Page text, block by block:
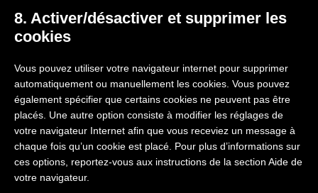
8. Activer/désactiver et supprimer les
cookies
Vous pouvez utiliser votre navigateur internet pour supprimer
automatiquement ou manuellement les cookies. Vous pouvez
également spécifier que certains cookies ne peuvent pas être
placés. Une autre option consiste à modifier les réglages de
votre navigateur Internet afin que vous receviez un message à
chaque fois qu’un cookie est placé. Pour plus d’informations sur
ces options, reportez-vous aux instructions de la section Aide de
votre navigateur.